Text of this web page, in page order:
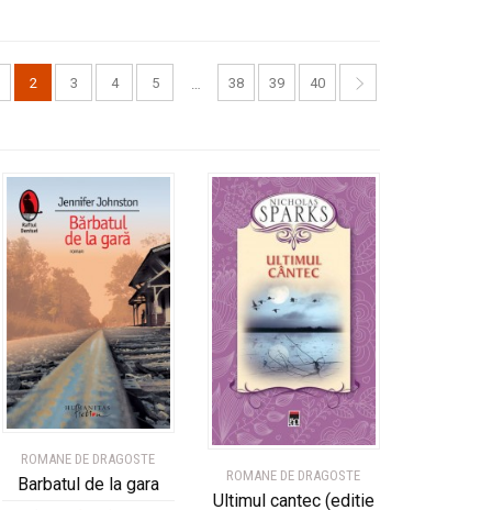
2 3 4 5 … 38 39 40
ROMANE DE DRAGOSTE
Barbatul de la gara ROMANE DE DRAGOSTE
Ultimul cantec (editie